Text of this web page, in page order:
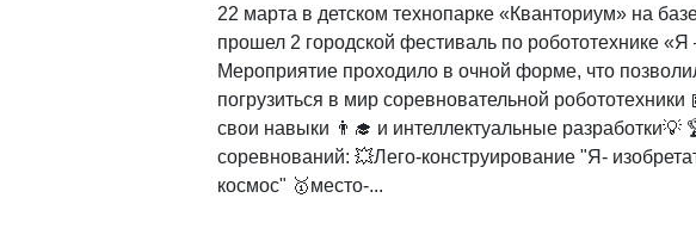
22 марта в детском технопарке «Кванториум» на
прошел 2 городской фестиваль по робототехнике «Я
Мероприятие проходило в очной форме, что
погрузиться в мир соревновательной
свои навыки 👨‍🎓 и интеллектуальные разработки💡
соревнований: 💥Лего-конструирование "Я-
космос" 🥇место-...